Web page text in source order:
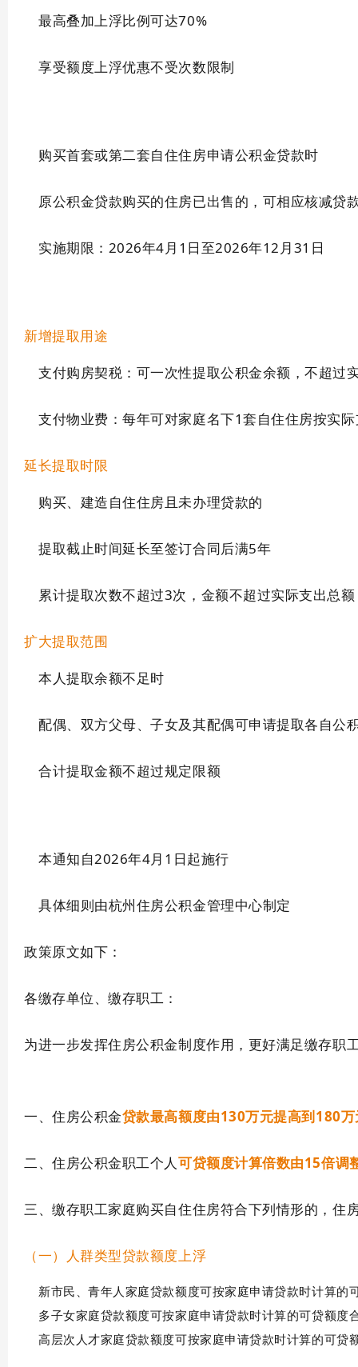
最高叠加上浮比例可达70%
享受额度上浮优惠不受次数限制
购买首套或第二套自住住房申请公积金贷款时
原公积金贷款购买的住房已出售的，可相应核减贷
实施期限：2026年4月1日至2026年12月31日
新增提取用途
支付购房契税：可一次性提取公积金余额，不超过
支付物业费：每年可对家庭名下1套自住住房按实
延长提取时限
购买、建造自住住房且未办理贷款的
提取截止时间延长至签订合同后满5年
累计提取次数不超过3次，金额不超过实际支出总额
扩大提取范围
本人提取余额不足时
配偶、双方父母、子女及其配偶可申请提取各自公
合计提取金额不超过规定限额
本通知自2026年4月1日起施行
具体细则由杭州住房公积金管理中心制定
政策原文如下：
各缴存单位、缴存职工：
为进一步发挥住房公积金制度作用，更好满足缴存职
一、住房公积金贷款最高额度由130万元提高到180万
二、住房公积金职工个人可贷额度计算倍数由15倍调
三、缴存职工家庭购买自住住房符合下列情形的，住
（一）人群类型贷款额度上浮
新市民、青年人家庭贷款额度可按家庭申请贷款时计算的
多子女家庭贷款额度可按家庭申请贷款时计算的可贷额度
高层次人才家庭贷款额度可按家庭申请贷款时计算的可贷